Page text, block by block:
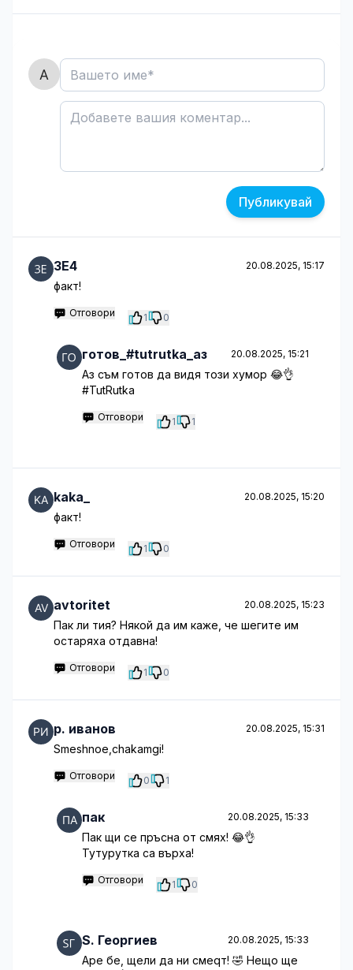
Публикувай
3E4 20.08.2025, 15:17
факт!
Отговори 1 0
готов_#tutrutka_аз 20.08.2025, 15:21
Аз съм готов да видя този хумор 😂👌
#TutRutka
Отговори 1 1
kaka_ 20.08.2025, 15:20
факт!
Отговори 1 0
avtoritet 20.08.2025, 15:23
Пак ли тия? Някой да им каже, че шегите им
остаряха отдавна!
Отговори 1 0
p. иванов 20.08.2025, 15:31
Smeshnoe,chakamgi!
Отговори 0 1
пак 20.08.2025, 15:33
Пак щи се пръсна от смях! 😂👌
Тутурутка са върха!
Отговори 1 0
S. Георгиев 20.08.2025, 15:33
Аре бе, щели да ни смеqт! 🤣 Нещо ще